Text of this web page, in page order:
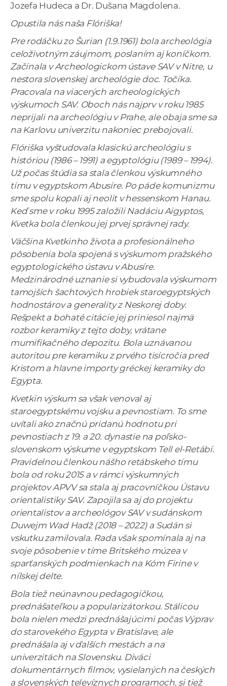
Jozefa Hudeca a Dr. Dušana Magdolena.
Opustila nás naša Flóriška!
Pre rodáčku zo Šurian (1.9.1961) bola archeológia
celoživotným záujmom, poslaním aj koníčkom.
Začínala v Archeologickom ústave SAV v Nitre, u
nestora slovenskej archeológie doc. Točíka.
Pracovala na viacerých archeologických
výskumoch SAV. Oboch nás najprv v roku 1985
neprijali na archeológiu v Prahe, ale obaja sme sa
na Karlovu univerzitu nakoniec prebojovali.
Flóriška vyštudovala klasickú archeológiu s
históriou (1986 – 1991) a egyptológiu (1989 – 1994).
Už počas štúdia sa stala členkou výskumného
tímu v egyptskom Abusíre. Po páde komunizmu
sme spolu kopali aj neolit v hessenskom Hanau.
Keď sme v roku 1995 založili Nadáciu Aigyptos,
Kvetka bola členkou jej prvej správnej rady.
Väčšina Kvetkinho života a profesionálneho
pôsobenia bola spojená s výskumom pražského
egyptologického ústavu v Abusíre.
Medzinárodné uznanie si vybudovala výskumom
tamojších šachtových hrobiek staroegyptských
hodnostárov a generality z Neskorej doby.
Rešpekt a bohaté citácie jej priniesol najmä
rozbor keramiky z tejto doby, vrátane
mumifikačného depozitu. Bola uznávanou
autoritou pre keramiku z prvého tisícročia pred
Kristom a hlavne importy gréckej keramiky do
Egypta.
Kvetkin výskum sa však venoval aj
staroegyptskému vojsku a pevnostiam. To sme
uvítali ako značnú pridanú hodnotu pri
pevnostiach z 19. a 20. dynastie na poľsko-
slovenskom výskume v egyptskom Tell el-Retábí.
Pravidelnou členkou nášho retábskeho tímu
bola od roku 2015 a v rámci výskumných
projektov APVV sa stala aj pracovníčkou Ústavu
orientalistiky SAV. Zapojila sa aj do projektu
orientalistov a archeológov SAV v sudánskom
Duwejm Wad Hadž (2018 – 2022) a Sudán si
vskutku zamilovala. Rada však spomínala aj na
svoje pôsobenie v tíme Britského múzea v
sparťanských podmienkach na Kóm Firine v
nílskej delte.
Bola tiež neúnavnou pedagogičkou,
prednášateľkou a popularizátorkou. Stálicou
bola nielen medzi prednášajúcimi počas Výprav
do starovekého Egypta v Bratislave, ale
prednášala aj v ďalších mestách a na
univerzitách na Slovensku. Diváci
dokumentárnych filmov, vysielaných na českých
a slovenských televíznych programoch, si tiež